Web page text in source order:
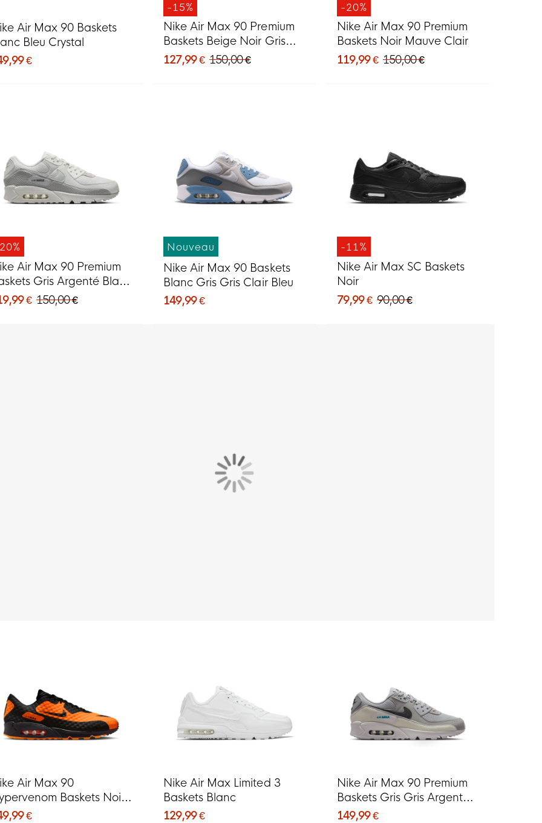
Air Max 90 Baskets
Bleu Crystal
€
-15%
Nike Air Max 90 Premium
Baskets Beige Noir Gris
Foncé Vert Néon
127,99 € 150,00 €
-20%
Nike Air Max 90 Premium
Baskets Noir Mauve Clair
119,99 € 150,00 €
Air Max 90 Premium
Gris Argenté Blanc
Gris
€ 150,00 €
Nouveau
Nike Air Max 90 Baskets
Blanc Gris Gris Clair Bleu
149,99 €
-11%
Nike Air Max SC Baskets
Noir
79,99 € 90,00 €
Air Max 90
Baskets Noir
€
Nike Air Max Limited 3
Baskets Blanc
129,99 €
Nike Air Max 90 Premium
Baskets Gris Gris Argenté
Noir Turquoise
149,99 €